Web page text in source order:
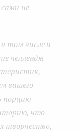
не
том числе и
челлендж
вашего
порцию
что
творчество,